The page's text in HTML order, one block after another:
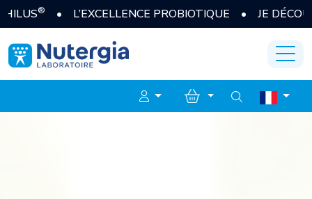
PROBIOTIQUE • JE DÉCOUVRE